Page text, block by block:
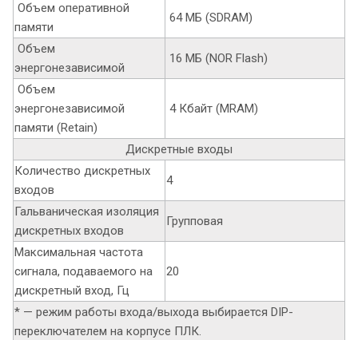
Объем оперативной
памяти
64 МБ (SDRAM)
Объем
энергонезависимой
16 МБ (NOR Flash)
Объем
энергонезависимой
памяти (Retain)
4 Кбайт (MRAM)
Дискретные входы
Количество дискретных
входов
4
Гальваническая изоляция
дискретных входов
Групповая
Максимальная частота
сигнала, подаваемого на
дискретный вход, Гц
20
* — режим работы входа/выхода выбирается DIP-
переключателем на корпусе ПЛК.